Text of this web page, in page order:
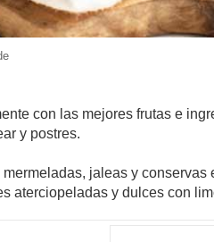
con las mejores frutas e
y postres.
jaleas y
aterciopeladas y dulces con